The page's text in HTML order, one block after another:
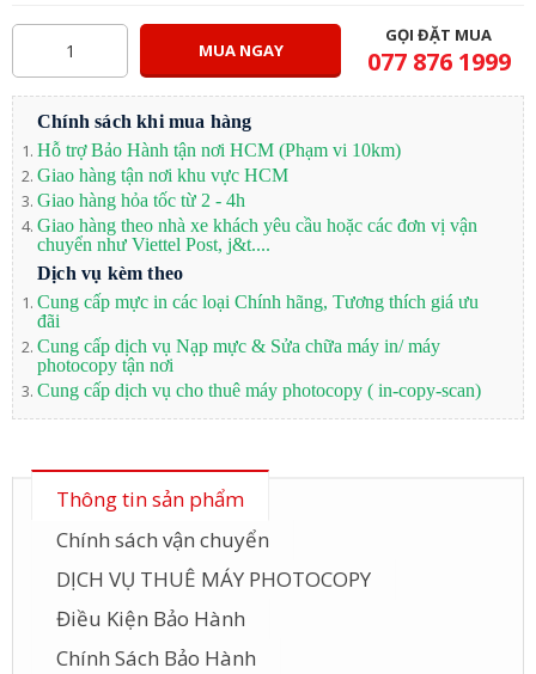
MUA NGAY
GỌI ĐẶT MUA
077 876 1999
Chính sách khi mua hàng
Hỗ trợ Bảo Hành tận nơi HCM (Phạm vi 10km)
Giao hàng tận nơi khu vực HCM
Giao hàng hỏa tốc từ 2 - 4h
Giao hàng theo nhà xe khách yêu cầu hoặc các đơn vị vận
chuyển như Viettel Post, j&t....
Dịch vụ kèm theo
Cung cấp mực in các loại Chính hãng, Tương thích giá ưu
đãi
Cung cấp dịch vụ Nạp mực & Sửa chữa máy in/ máy
photocopy tận nơi
Cung cấp dịch vụ cho thuê máy photocopy ( in-copy-scan)
Thông tin sản phẩm
Chính sách vận chuyển
DỊCH VỤ THUÊ MÁY PHOTOCOPY
Điều Kiện Bảo Hành
Chính Sách Bảo Hành